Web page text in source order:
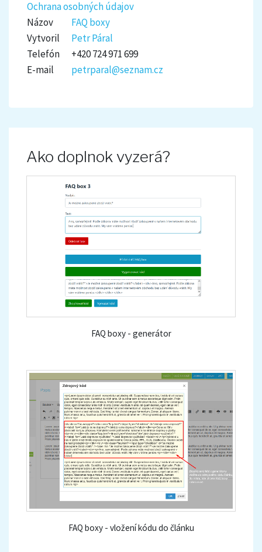
Ochrana osobných údajov
Názov
FAQ boxy
Vytvoril
Petr Páral
Telefón
+420 724 971 699
E-mail
petrparal@seznam.cz
Ako doplnok vyzerá?
FAQ boxy - generátor
FAQ boxy - vložení kódu do článku